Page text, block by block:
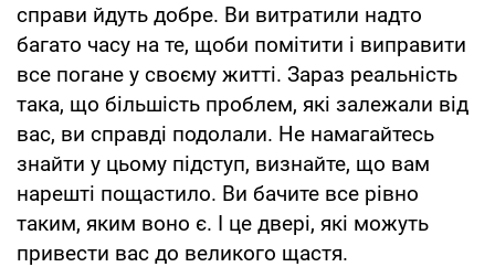
справи йдуть добре. Ви витратили надто
багато часу на те, щоби помітити і виправити
все погане у своєму житті. Зараз реальність
така, що більшість проблем, які залежали від
вас, ви справді подолали. Не намагайтесь
знайти у цьому підступ, визнайте, що вам
нарешті пощастило. Ви бачите все рівно
таким, яким воно є. І це двері, які можуть
привести вас до великого щастя.